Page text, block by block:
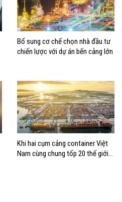
Bổ sung cơ chế chọn nhà đầu tư
chiến lược với dự án bến cảng lớn
Khi hai cụm cảng container Việt
Nam cùng chung tốp 20 thế giới